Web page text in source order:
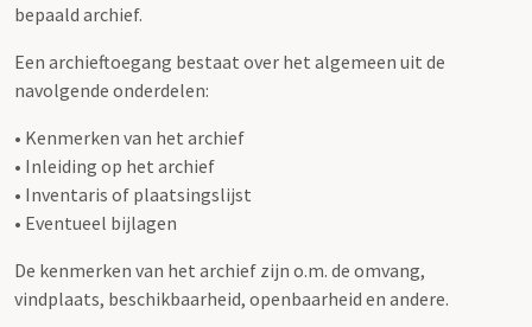
bepaald archief.
Een archieftoegang bestaat over het algemeen uit de
navolgende onderdelen:
• Kenmerken van het archief
• Inleiding op het archief
• Inventaris of plaatsingslijst
• Eventueel bijlagen
De kenmerken van het archief zijn o.m. de omvang,
vindplaats, beschikbaarheid, openbaarheid en andere.